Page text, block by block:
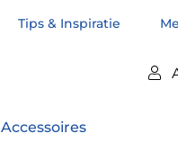
Tips & Inspiratie
Accessoires